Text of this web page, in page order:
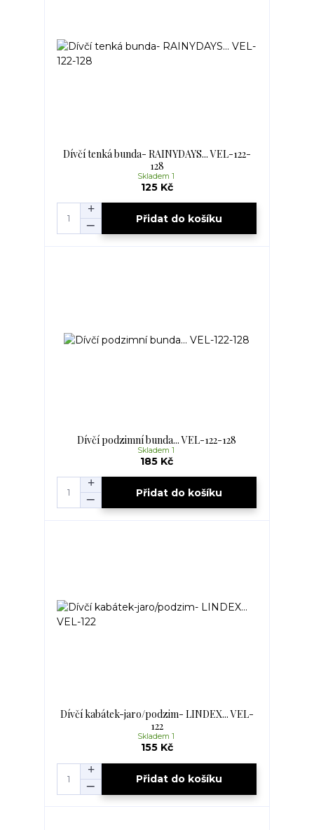
Dívčí tenká bunda- RAINYDAYS... VEL-122-
128
125 Kč
Skladem 1
Přidat do košíku
Dívčí podzimní bunda... VEL-122-128
185 Kč
Skladem 1
Přidat do košíku
Dívčí kabátek-jaro/podzim- LINDEX... VEL-
122
155 Kč
Skladem 1
Přidat do košíku